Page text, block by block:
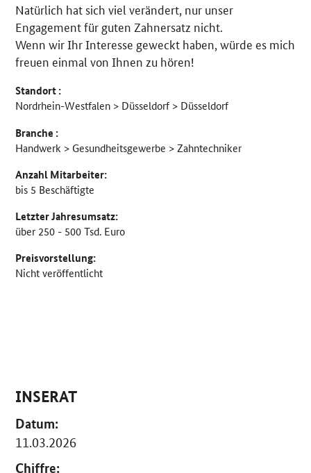
Natürlich hat sich viel verändert, nur unser
Engagement für guten Zahnersatz nicht.
Wenn wir Ihr Interesse geweckt haben, würde es mich
freuen einmal von Ihnen zu hören!
Standort :
Nordrhein-Westfalen > Düsseldorf > Düsseldorf
Branche :
Handwerk > Gesundheitsgewerbe > Zahntechniker
Anzahl Mitarbeiter:
bis 5 Beschäftigte
Letzter Jahresumsatz:
über 250 - 500 Tsd. Euro
Preisvorstellung:
Nicht veröffentlicht
INSERAT
Datum:
11.03.2026
Chiffre: